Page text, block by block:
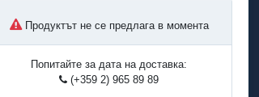
Продуктът не се предлага в момента
Попитайте за дата на доставка:
(+359 2) 965 89 89